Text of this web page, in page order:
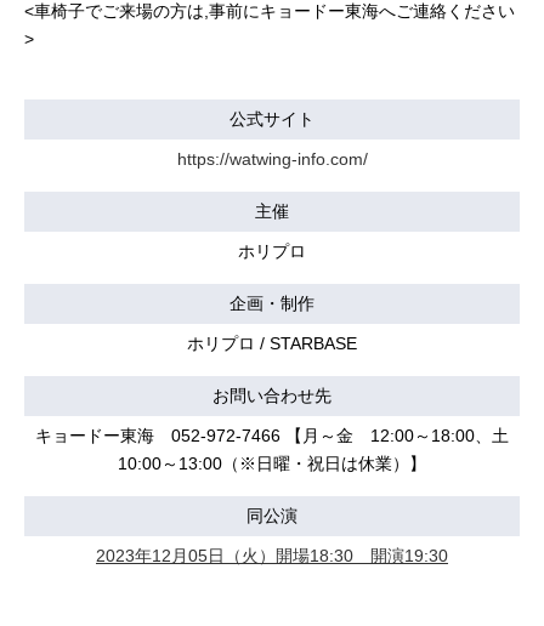
<車椅子でご来場の方は,事前にキョードー東海へご連絡ください
>
公式サイト
https://watwing-info.com/
主催
ホリプロ
企画・制作
ホリプロ / STARBASE
お問い合わせ先
キョードー東海 052-972-7466 【月～金 12:00～18:00、土
10:00～13:00（※日曜・祝日は休業）】
同公演
2023年12月05日（火）開場18:30 開演19:30